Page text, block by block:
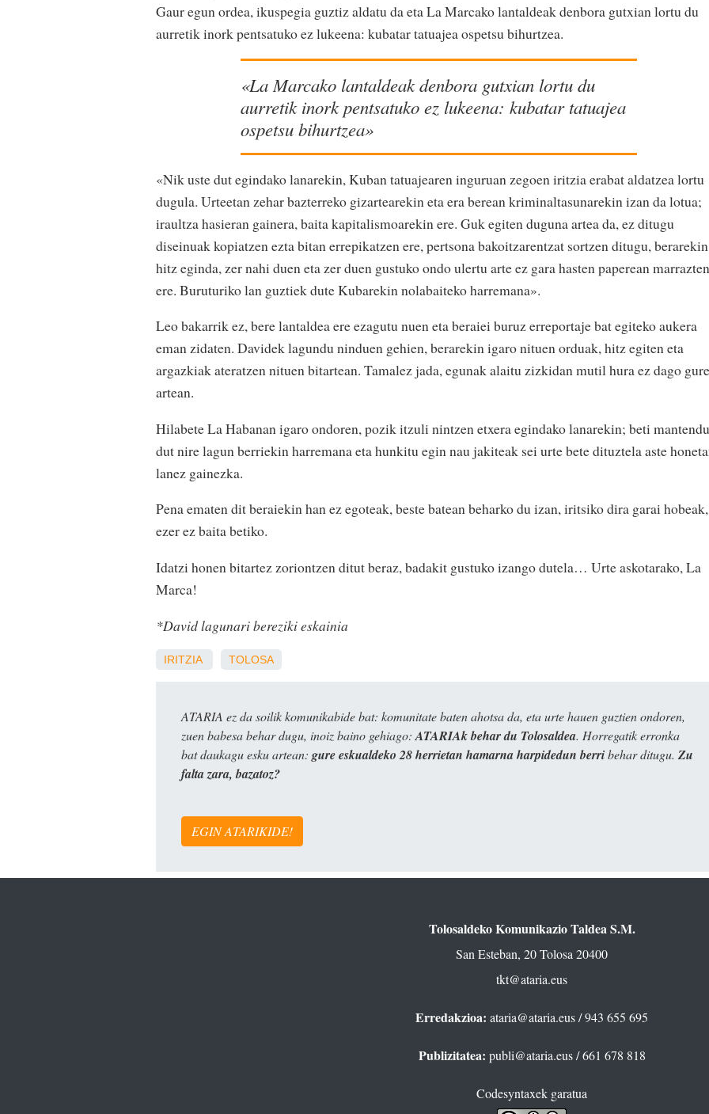
Gaur egun ordea, ikuspegia guztiz aldatu da eta La Marcako lantaldeak denbora gutxian lortu du
aurretik inork pentsatuko ez lukeena: kubatar tatuajea ospetsu bihurtzea.
«La Marcako lantaldeak denbora gutxian lortu du
aurretik inork pentsatuko ez lukeena: kubatar tatuajea
ospetsu bihurtzea»
«Nik uste dut egindako lanarekin, Kuban tatuajearen inguruan zegoen iritzia erabat aldatzea lortu
dugula. Urteetan zehar bazterreko gizartearekin eta era berean kriminaltasunarekin izan da lotua;
iraultza hasieran gainera, baita kapitalismoarekin ere. Guk egiten duguna artea da, ez ditugu
diseinuak kopiatzen ezta bitan errepikatzen ere, pertsona bakoitzarentzat sortzen ditugu, berarekin
hitz eginda, zer nahi duen eta zer duen gustuko ondo ulertu arte ez gara hasten paperean marrazten
ere. Buruturiko lan guztiek dute Kubarekin nolabaiteko harremana».
Leo bakarrik ez, bere lantaldea ere ezagutu nuen eta beraiei buruz erreportaje bat egiteko aukera
eman zidaten. Davidek lagundu ninduen gehien, berarekin igaro nituen orduak, hitz egiten eta
argazkiak ateratzen nituen bitartean. Tamalez jada, egunak alaitu zizkidan mutil hura ez dago gure
artean.
Hilabete La Habanan igaro ondoren, pozik itzuli nintzen etxera egindako lanarekin; beti mantendu
dut nire lagun berriekin harremana eta hunkitu egin nau jakiteak sei urte bete dituztela aste
lanez gainezka.
Pena ematen dit beraiekin han ez egoteak, beste batean beharko du izan, iritsiko dira garai hobeak,
ezer ez baita betiko.
Idatzi honen bitartez zoriontzen ditut beraz, badakit gustuko izango dutela… Urte askotarako, La
Marca!
*David lagunari bereziki eskainia
IRITZIA TOLOSA
ATARIA ez da soilik komunikabide bat: komunitate baten ahotsa da, eta urte hauen guztien ondoren,
zuen babesa behar dugu, inoiz baino gehiago:ATARIAk behar du Tolosaldea. Horregatik erronka
bat daukagu esku artean: gure eskualdeko 28 herrietan hamarna harpidedun berribehar ditugu. Zu
falta zara, bazatoz?
EGIN ATARIKIDE!
Tolosaldeko Komunikazio Taldea S.M.
San Esteban, 20 Tolosa 20400
tkt@ataria.eus
Erredakzioa: ataria@ataria.eus/ 943 655 695
Publizitatea: publi@ataria.eus/ 661 678 818
Codesyntaxek garatua